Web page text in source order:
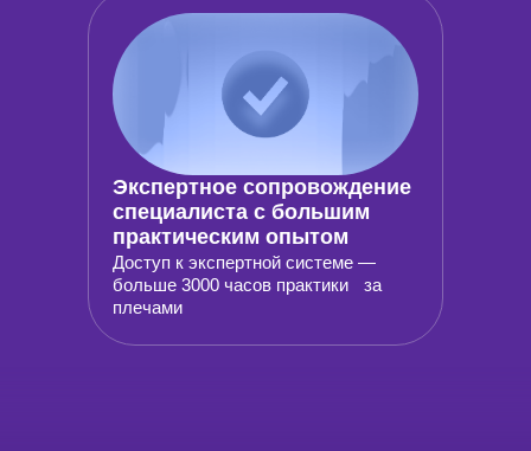
Экспертное сопровождение
специалиста с большим
практическим опытом
Доступ к экспертной системе —
больше 3000 часов практики за
плечами